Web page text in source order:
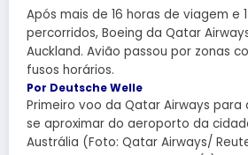
Após mais de 16 horas de viagem e
percorridos, Boeing da Qatar
Auckland. Avião passou por zonas
fusos horários.
Por Deutsche Welle
Primeiro voo da Qatar Airways para
se aproximar do aeroporto da
Austrália (Foto: Qatar Airways/